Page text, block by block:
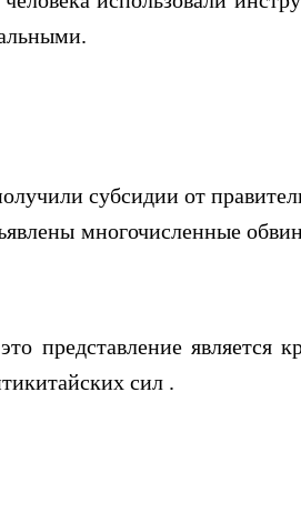
субсидии от
многочисленные
представление является
сил .